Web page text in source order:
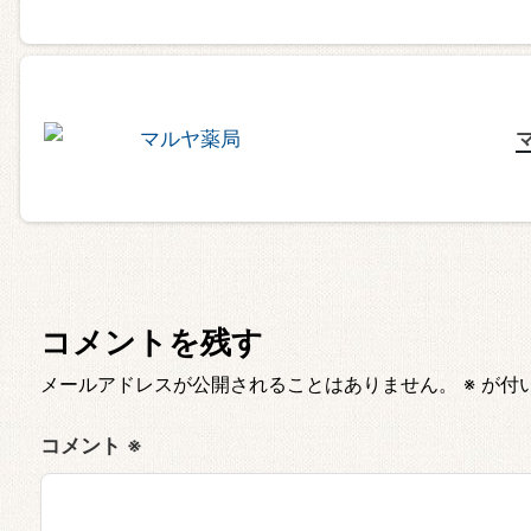
コメントを残す
メールアドレスが公開されることはありません。 ※ が付
コメント ※